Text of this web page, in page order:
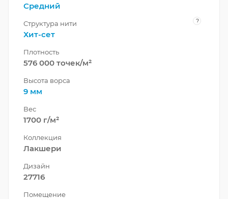
Средний
Структура нити ?
Хит-сет
Плотность
576 000 точек/м²
Высота ворса
9 мм
Вес
1700 г/м²
Коллекция
Лакшери
Дизайн
27716
Помещение